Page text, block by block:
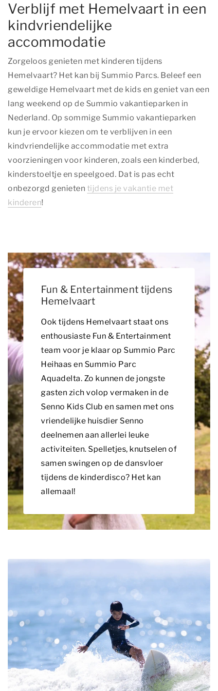
Verblijf met Hemelvaart in een
kindvriendelijke
accommodatie
Zorgeloos genieten met kinderen tijdens
Hemelvaart? Het kan bij Summio Parcs. Beleef een
geweldige Hemelvaart met de kids en geniet van een
lang weekend op de Summio vakantieparken in
Nederland. Op sommige Summio vakantieparken
kun je ervoor kiezen om te verblijven in een
kindvriendelijke accommodatie met extra
voorzieningen voor kinderen, zoals een kinderbed,
kinderstoeltje en speelgoed. Dat is pas echt
onbezorgd genieten tijdens je vakantie met
kinderen!
Fun & Entertainment tijdens
Hemelvaart
Ook tijdens Hemelvaart staat ons
enthousiaste Fun & Entertainment
team voor je klaar op Summio Parc
Heihaas en Summio Parc
Aquadelta. Zo kunnen de jongste
gasten zich volop vermaken in de
Senno Kids Club en samen met ons
vriendelijke huisdier Senno
deelnemen aan allerlei leuke
activiteiten. Spelletjes, knutselen of
samen swingen op de dansvloer
tijdens de kinderdisco? Het kan
allemaal!